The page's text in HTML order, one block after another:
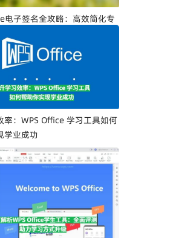
电子签名全攻略：高效简化专
率：WPS Office 学习工具如何
学业成功